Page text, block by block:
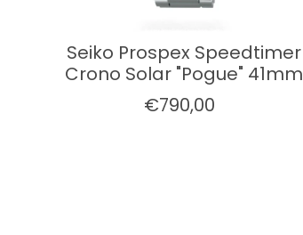
Seiko Prospex Speedtimer
Crono Solar "Pogue" 41mm
€790,00